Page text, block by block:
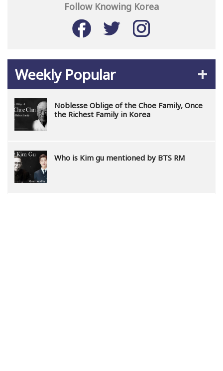
Follow Knowing Korea
Weekly Popular
Noblesse Oblige of the Choe Family, Once
the Richest Family in Korea
Who is Kim gu mentioned by BTS RM